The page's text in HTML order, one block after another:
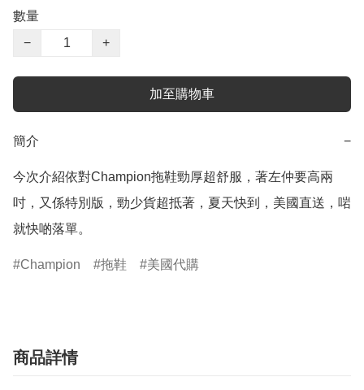
數量
−
+
加至購物車
簡介 −
今次介紹依對Champion拖鞋勁厚超舒服，著左仲要高兩
吋，又係特別版，勁少貨超抵著，夏天快到，美國直送，啱
就快啲落單。
Champion 拖鞋 美國代購
商品詳情